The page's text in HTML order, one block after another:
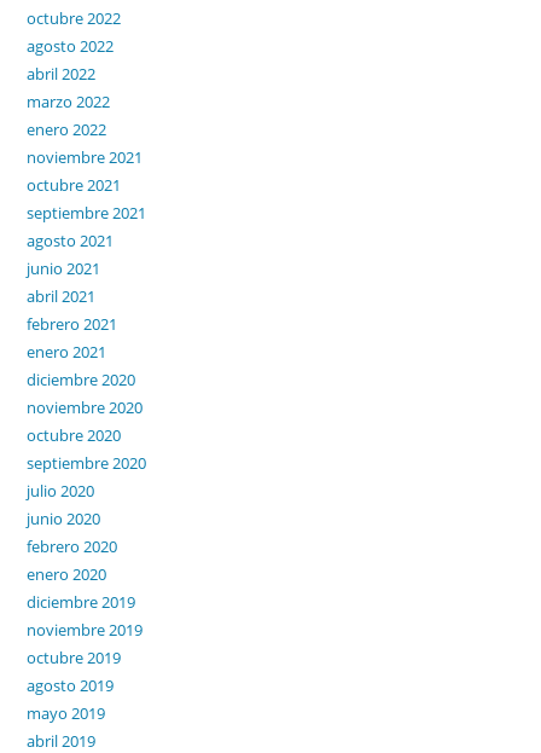
octubre 2022
agosto 2022
abril 2022
marzo 2022
enero 2022
noviembre 2021
octubre 2021
septiembre 2021
agosto 2021
junio 2021
abril 2021
febrero 2021
enero 2021
diciembre 2020
noviembre 2020
octubre 2020
septiembre 2020
julio 2020
junio 2020
febrero 2020
enero 2020
diciembre 2019
noviembre 2019
octubre 2019
agosto 2019
mayo 2019
abril 2019